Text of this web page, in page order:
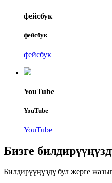
фейсбук
фейсбук
фейсбук
YouTube
YouTube
YouTube
Бизге
Билдирүүңүздү бул жерге